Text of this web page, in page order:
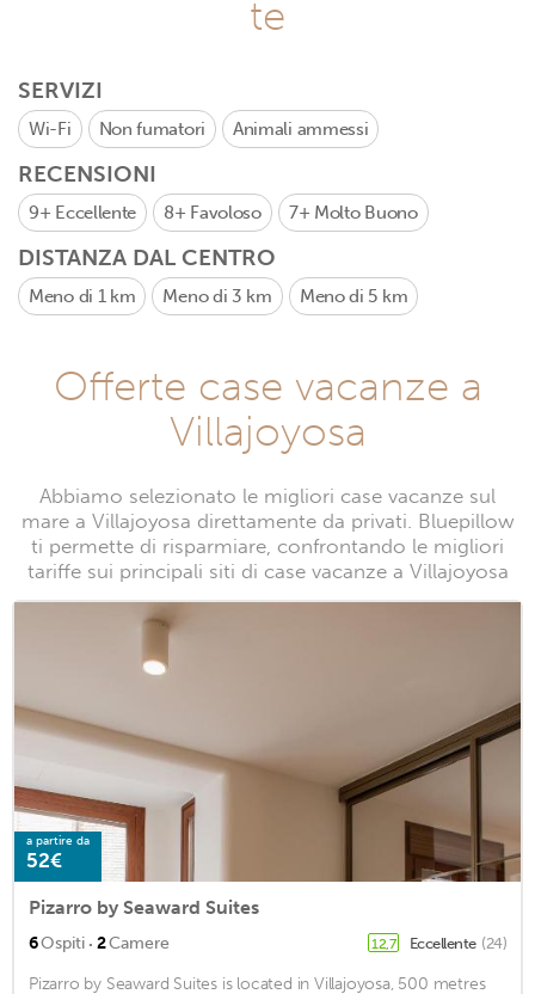
te
SERVIZI
Wi-Fi Non fumatori Animali ammessi
RECENSIONI
9+ Eccellente 8+ Favoloso 7+ Molto Buono
DISTANZA DAL CENTRO
Meno di 1 km Meno di 3 km Meno di 5 km
Offerte case vacanze a
Villajoyosa
Abbiamo selezionato le migliori case vacanze sul
mare a Villajoyosa direttamente da privati. Bluepillow
ti permette di risparmiare, confrontando le migliori
tariffe sui principali siti di case vacanze a Villajoyosa
a partire da
52€
Pizarro by Seaward Suites
6Ospiti · 2Camere 12,7 Eccellente (24)
Pizarro by Seaward Suites is located in Villajoyosa, 500 metres